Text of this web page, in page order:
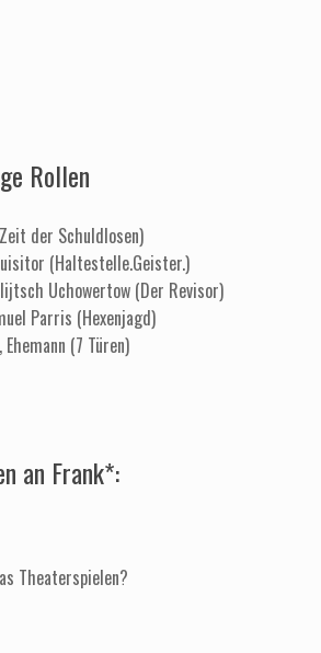
Rollen
der Schuldlosen)
(Haltestelle.Geister.)
Uchowertow (Der Revisor)
Parris (Hexenjagd)
(7 Türen)
an Frank*:
Theaterspielen?